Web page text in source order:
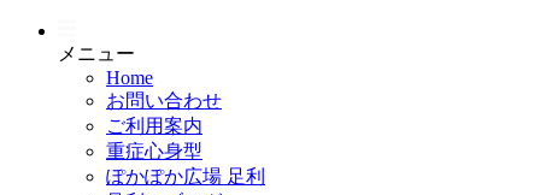
メニュー
Home
お問い合わせ
ご利用案内
重症心身型
ぽかぽか広場 足利